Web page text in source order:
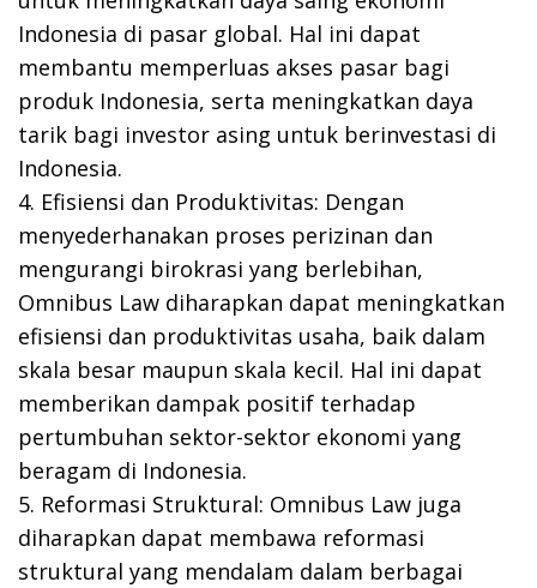
Indonesia di pasar global. Hal ini dapat
membantu memperluas akses pasar bagi
produk Indonesia, serta meningkatkan daya
tarik bagi investor asing untuk berinvestasi di
Indonesia.
4. Efisiensi dan Produktivitas: Dengan
menyederhanakan proses perizinan dan
mengurangi birokrasi yang berlebihan,
Omnibus Law diharapkan dapat meningkatkan
efisiensi dan produktivitas usaha, baik dalam
skala besar maupun skala kecil. Hal ini dapat
memberikan dampak positif terhadap
pertumbuhan sektor-sektor ekonomi yang
beragam di Indonesia.
5. Reformasi Struktural: Omnibus Law juga
diharapkan dapat membawa reformasi
struktural yang mendalam dalam berbagai